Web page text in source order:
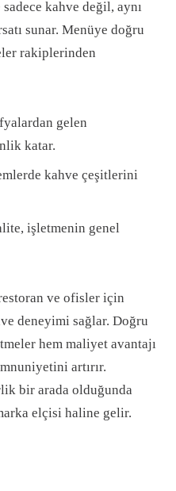
kahve değil, aynı
sunar. Menüye doğru
rakiplerinden
gelen
katar.
kahve çeşitlerini
işletmenin genel
ve ofisler için
deneyimi sağlar. Doğru
hem maliyet avantajı
artırır.
bir arada olduğunda
elçisi haline gelir.